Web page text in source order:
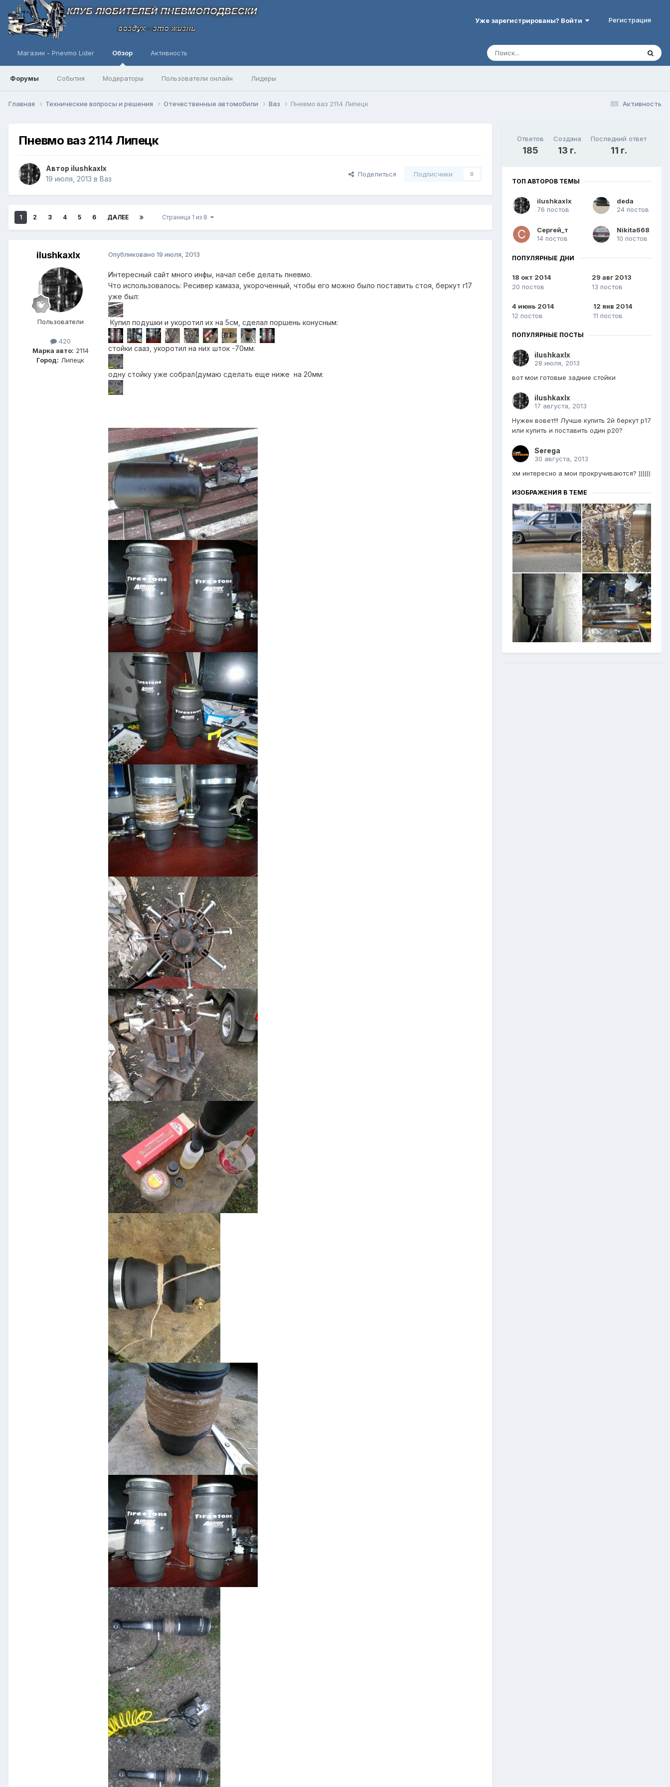
Уже зарегистрированы? Войти Регистрация
Магазин - Pnevmo Lider Обзор
Форумы События Модераторы Пользователи онлайн Лидеры
Активность
Активность
Главная Технические вопросы и решения Отечественные автомобили Ваз Пневмо ваз 2114 Липецк
Пневмо ваз 2114 Липецк
Автор ilushkaxlx
19 июля, 2013 в Ваз
Поделиться Подписчики 0
1 2 3 4 5 6 ДАЛЕЕ Страница 1 из 8
ilushkaxlx
Пользователи
420
Марка авто: 2114
Город: Липецк
Опубликовано 19 июля, 2013
Интересный сайт много инфы, начал себе делать пневмо.
Что использовалось: Ресивер камаза, укороченный, чтобы его можно было поставить стоя, беркут r17
уже был:
Купил подушки и укоротил их на 5см, сделал поршень конусным:
стойки сааз, укоротил на них шток -70мм:
одну стойку уже собрал(думаю сделать еще ниже на 20мм:
Ответов
185
Создана
13 г.
Последний ответ
11 г.
ТОП АВТОРОВ ТЕМЫ
ilushkaxlx
76 постов
deda
24 постов
Сергей_т
14 постов
Nikita668
10 постов
ПОПУЛЯРНЫЕ ДНИ
18 окт 2014
20 постов
29 авг 2013
13 постов
4 июнь 2014
12 постов
12 янв 2014
11 постов
ПОПУЛЯРНЫЕ ПОСТЫ
ilushkaxlx
28 июля, 2013
вот мои готовые задние стойки
ilushkaxlx
17 августа, 2013
Нужен вовет!!! Лучше купить 2й беркут р17
или купить и поставить один р20?
Serega
30 августа, 2013
хм интересно а мои прокручиваются? ))))))
ИЗОБРАЖЕНИЯ В ТЕМЕ